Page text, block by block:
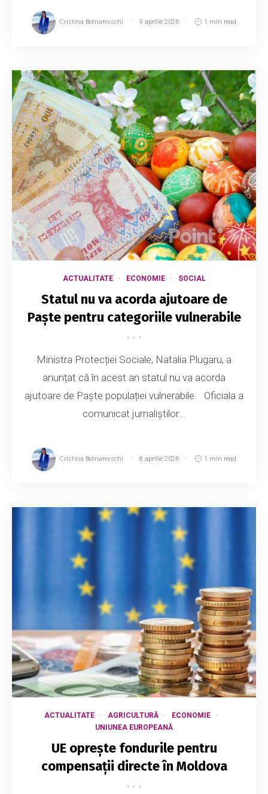
Cristina Botnarevschi 9 aprilie 2026 1 min read
ACTUALITATE ECONOMIE SOCIAL
Statul nu va acorda ajutoare de
Paște pentru categoriile vulnerabile
Ministra Protecției Sociale, Natalia Plugaru, a
anunțat că în acest an statul nu va acorda
ajutoare de Paște populației vulnerabile. Oficiala a
comunicat jurnaliștilor...
Cristina Botnarevschi 8 aprilie 2026 1 min read
ACTUALITATE AGRICULTURĂ
ECONOMIE
UNIUNEA EUROPEANĂ
UE oprește fondurile pentru
compensații directe în Moldova